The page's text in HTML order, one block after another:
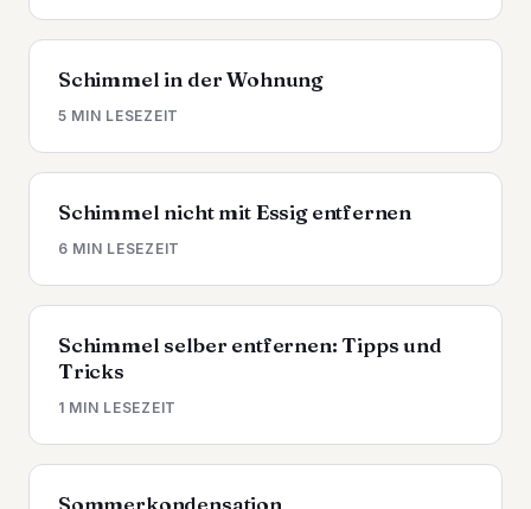
Schimmel in der Wohnung
5 MIN LESEZEIT
Schimmel nicht mit Essig entfernen
6 MIN LESEZEIT
Schimmel selber entfernen: Tipps und
Tricks
1 MIN LESEZEIT